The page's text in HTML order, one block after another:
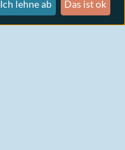
Ich lehne ab Das ist ok